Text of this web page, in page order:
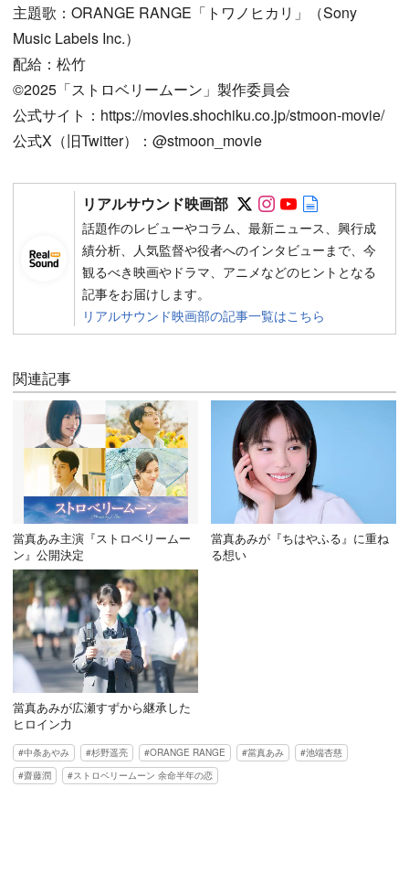
主題歌：ORANGE RANGE「トワノヒカリ」（Sony
Music Labels Inc.）
配給：松竹
©︎2025「ストロベリームーン」製作委員会
公式サイト：https://movies.shochiku.co.jp/stmoon-movie/
公式X（旧Twitter）：@stmoon_movie
リアルサウンド映画部 Follow on SNS
Follow on SNS
Follow on
話題作のレビューやコラム、最新ニュース、興行成
績分析、人気監督や役者へのインタビューまで、今
観るべき映画やドラマ、アニメなどのヒントとなる
記事をお届けします。
リアルサウンド映画部の記事一覧はこちら
関連記事
當真あみ主演『ストロベリームー
ン』公開決定
當真あみが『ちはやふる』に重ね
る想い
當真あみが広瀬すずから継承した
ヒロイン力
中条あやみ 杉野遥亮 ORANGE RANGE 當真あみ
池端杏慈
齋藤潤
ストロベリームーン 余命半年の恋